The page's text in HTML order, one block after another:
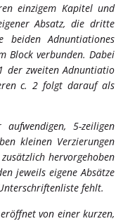
einzigem Kapitel und
Absatz, die dritte
Adnuntiationes
Block verbunden. Dabei
der zweiten Adnuntiatio
c. 2 folgt darauf als
5-zeiligen
kleinen Verzierungen
hervorgehoben
jeweils eigene Absätze
fehlt.
von einer kurzen,